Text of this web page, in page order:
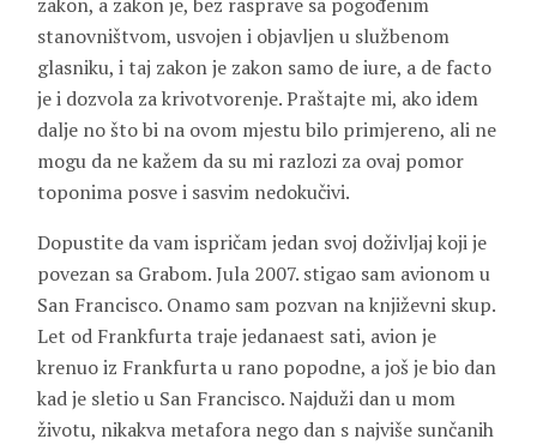
stanovništvom, usvojen i objavljen u službenom
glasniku, i taj zakon je zakon samo de iure, a de facto
je i dozvola za krivotvorenje. Praštajte mi, ako idem
dalje no što bi na ovom mjestu bilo primjereno, ali ne
mogu da ne kažem da su mi razlozi za ovaj pomor
toponima posve i sasvim nedokučivi.
Dopustite da vam ispričam jedan svoj doživljaj koji je
povezan sa Grabom. Jula 2007. stigao sam avionom u
San Francisco. Onamo sam pozvan na književni skup.
Let od Frankfurta traje jedanaest sati, avion je
krenuo iz Frankfurta u rano popodne, a još je bio dan
kad je sletio u San Francisco. Najduži dan u mom
životu, nikakva metafora nego dan s najviše sunčanih